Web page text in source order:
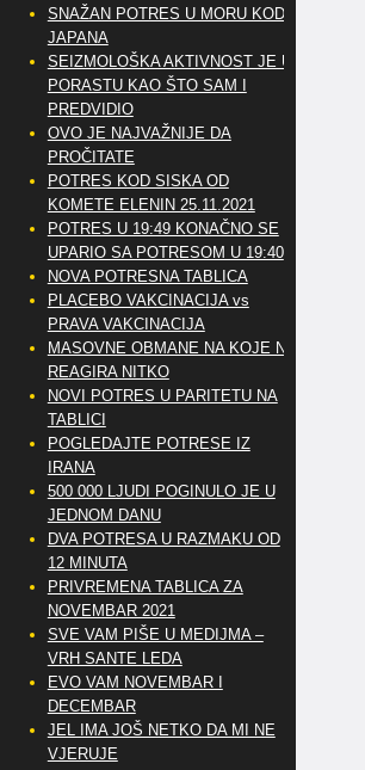
SNAŽAN POTRES U MORU KOD
JAPANA
SEIZMOLOŠKA AKTIVNOST JE U
PORASTU KAO ŠTO SAM I
PREDVIDIO
OVO JE NAJVAŽNIJE DA
PROČITATE
POTRES KOD SISKA OD
KOMETE ELENIN 25.11.2021
POTRES U 19:49 KONAČNO SE
UPARIO SA POTRESOM U 19:40
NOVA POTRESNA TABLICA
PLACEBO VAKCINACIJA vs
PRAVA VAKCINACIJA
MASOVNE OBMANE NA KOJE NE
REAGIRA NITKO
NOVI POTRES U PARITETU NA
TABLICI
POGLEDAJTE POTRESE IZ
IRANA
500 000 LJUDI POGINULO JE U
JEDNOM DANU
DVA POTRESA U RAZMAKU OD
12 MINUTA
PRIVREMENA TABLICA ZA
NOVEMBAR 2021
SVE VAM PIŠE U MEDIJMA –
VRH SANTE LEDA
EVO VAM NOVEMBAR I
DECEMBAR
JEL IMA JOŠ NETKO DA MI NE
VJERUJE